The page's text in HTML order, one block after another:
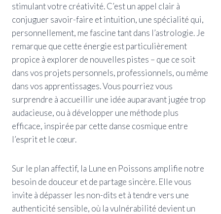
stimulant votre créativité. C’est un appel clair à
conjuguer savoir-faire et intuition, une spécialité qui,
personnellement, me fascine tant dans l’astrologie. Je
remarque que cette énergie est particulièrement
propice à explorer de nouvelles pistes – que ce soit
dans vos projets personnels, professionnels, ou même
dans vos apprentissages. Vous pourriez vous
surprendre à accueillir une idée auparavant jugée trop
audacieuse, ou à développer une méthode plus
efficace, inspirée par cette danse cosmique entre
l’esprit et le cœur.
Sur le plan affectif, la Lune en Poissons amplifie notre
besoin de douceur et de partage sincère. Elle vous
invite à dépasser les non-dits et à tendre vers une
authenticité sensible, où la vulnérabilité devient un